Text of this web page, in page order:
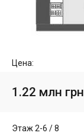
Цена:
1.22 млн грн
Этаж 2-6 / 8